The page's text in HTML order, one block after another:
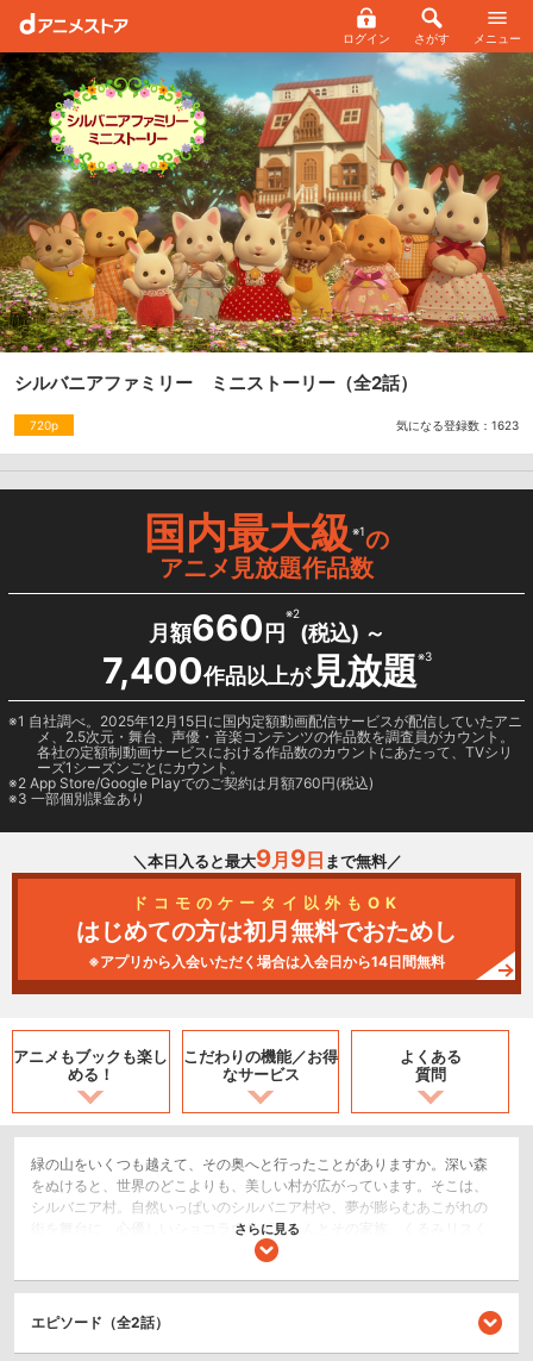
ログイン さがす メニュー
シルバニアファミリー ミニストーリー （全2話）
720p 気になる登録数： 1623
国内最大級※1の
アニメ見放題作品数
月額660 円
※2
(税込) ～
7,400作品以上が見放題※3
1 自社調べ。2025年12月15日に国内定額動画配信サービスが配信していたアニ
メ、2.5次元・舞台、声優・音楽コンテンツの作品数を調査員がカウント。
各社の定額制動画サービスにおける作品数のカウントにあたって、TVシリ
ーズ1シーズンごとにカウント。
2 App Store/Google Playでのご契約は月額760円(税込)
3 一部個別課金あり
＼本日入ると最大9月 9日 まで無料／
ドコモのケータイ以外もOK
はじめての方は初月無料でおためし
※アプリから入会いただく場合は入会日から14日間無料
アニメもブックも楽し
める！
こだわりの機能／お得
なサービス
よくある
質問
緑の山をいくつも越えて、その奥へと行ったことがありますか。深い森
をぬけると、世界のどこよりも、美しい村が広がっています。そこは、
シルバニア村。自然いっぱいのシルバニア村や、夢が膨らむあこがれの
街を舞台に、心優しいショコラウサギちゃんとその家族、くるみリスく
んをはじめとした元気いっぱいの仲間たちが、大活躍するストーリーで
さらに見る
エピソード（全2話）